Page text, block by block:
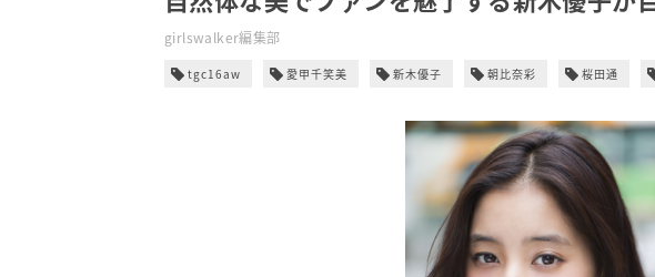
girlswalker編集部
tgc16aw 愛甲千笑美 新木優子 朝比奈彩 桜田通